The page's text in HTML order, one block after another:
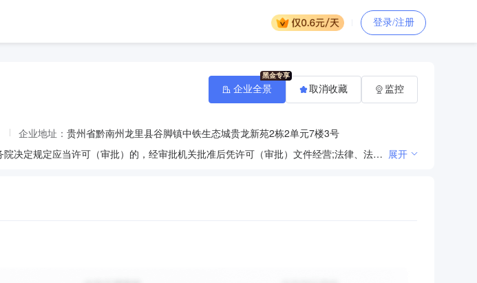
登录/注册
企业地址： 贵州省黔南州龙里县谷脚镇中铁生态城贵龙新苑2栋2单元7楼3号
法律、法规、国务院决定规定禁止的不得经营；法律、法规、国务院决定规定应当许可（审批）的，经审批机关批准后凭许可（审批）文件经营;法律、法规、国务院决定规定无需许可（审批）的，市场主体自主选择经营。（建筑材料的生产及销售。） 展开
企业全景 取消收藏 监控